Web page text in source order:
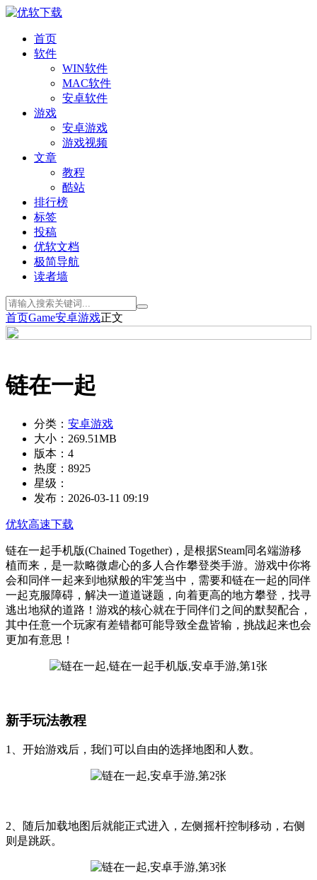
首页
软件
WIN软件
MAC软件
安卓软件
游戏
安卓游戏
游戏视频
文章
教程
酷站
排行榜
标签
投稿
优软文档
极简导航
读者墙
首页Game安卓游戏正文
链在一起
分类： 安卓游戏
大小： 269.51MB
版本： 4
热度： 8925
星级：
发布： 2026-03-11 09:19
优软高速下载
链在一起手机版(Chained Together)，是根据Steam同名端游移
植而来，是一款略微虐心的多人合作攀登类手游。游戏中你将
会和同伴一起来到地狱般的牢笼当中，需要和链在一起的同伴
一起克服障碍，解决一道道谜题，向着更高的地方攀登，找寻
逃出地狱的道路！游戏的核心就在于同伴们之间的默契配合，
其中任意一个玩家有差错都可能导致全盘皆输，挑战起来也会
更加有意思！
新手玩法教程
1、开始游戏后，我们可以自由的选择地图和人数。
2、随后加载地图后就能正式进入，左侧摇杆控制移动，右侧
则是跳跃。